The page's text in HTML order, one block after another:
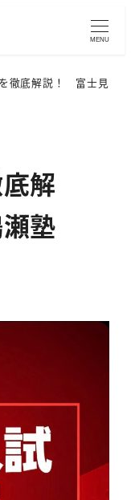
MENU
徹底解説！ 富士見
解
塾